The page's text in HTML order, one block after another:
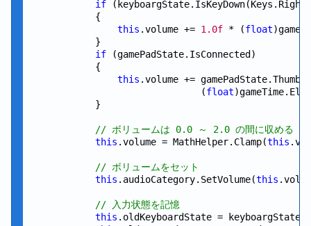
if
            {
this .volume += 1.0f * (float
            }
if (gamePadState.IsConnected)
            {
this .volume +=
                               (
float
            }
// ボリュームは 0.0 ～ 2.0 の間に収める
this .volume = MathHelper.Clamp(this
// ボリュームをセット
this .audioCategory.SetVolume(this
// 入力状態を記憶
this .oldKeyboardState = keyboargState;